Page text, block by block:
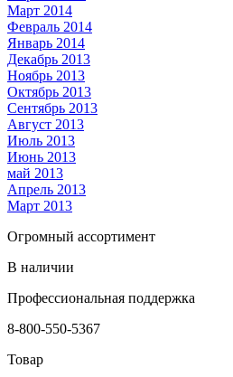
Март 2014
Февраль 2014
Январь 2014
Декабрь 2013
Ноябрь 2013
Октябрь 2013
Сентябрь 2013
Август 2013
Июль 2013
Июнь 2013
май 2013
Апрель 2013
Март 2013
Огромный ассортимент
В наличии
Профессиональная поддержка
8-800-550-5367
Товар